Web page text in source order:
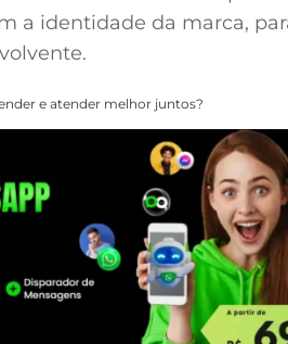
a identidade da marca,
e atender melhor juntos?